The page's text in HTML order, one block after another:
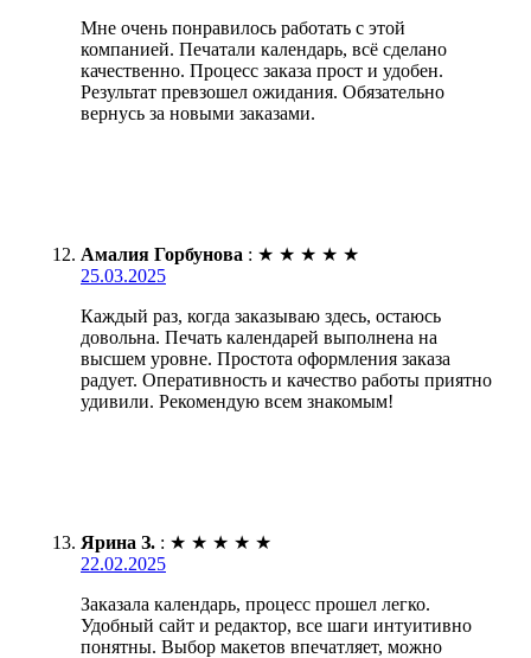
Мне очень понравилось работать с этой
компанией. Печатали календарь, всё сделано
качественно. Процесс заказа прост и удобен.
Результат превзошел ожидания. Обязательно
вернусь за новыми заказами.
Амалия Горбунова : ★ ★ ★ ★ ★
25.03.2025
Каждый раз, когда заказываю здесь, остаюсь
довольна. Печать календарей выполнена на
высшем уровне. Простота оформления заказа
радует. Оперативность и качество работы приятно
удивили. Рекомендую всем знакомым!
Ярина З. : ★ ★ ★ ★ ★
22.02.2025
Заказала календарь, процесс прошел легко.
Удобный сайт и редактор, все шаги интуитивно
понятны. Выбор макетов впечатляет, можно